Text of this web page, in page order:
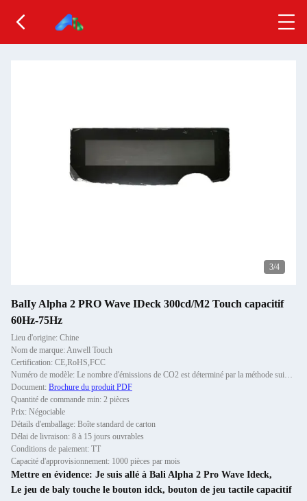
3/4
BalIy Alpha 2 PRO Wave IDeck 300cd/M2 Touch capacitif
60Hz-75Hz
Lieu d'origine: Chine
Nom de marque: Anwell Touch
Certification: CE,RoHS,FCC
Numéro de modèle: Le nombre d'émissions de CO2 est déterminé par la méthode suivante:
Document: Brochure du produit PDF
Quantité de commande min: 2 pièces
Prix: Négociable
Détails d'emballage: Boîte standard de carton
Délai de livraison: 8 à 15 jours ouvrables
Conditions de paiement: TT
Capacité d'approvisionnement: 1000 pièces par mois
Mettre en évidence: Je suis allé à Bali Alpha 2 Pro Wave Ideck,
Le jeu de baly touche le bouton idck, bouton de jeu tactile capacitif